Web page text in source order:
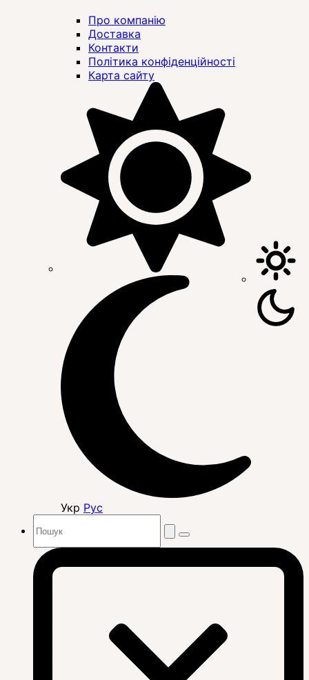
Про компанію
Доставка
Контакти
Політика конфіденційності
Карта сайту
Укр Рус